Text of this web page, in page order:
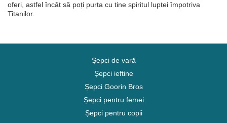
oferi, astfel încât să poți purta cu tine spiritul luptei împotriva
Titanilor.
Șepci de vară
Șepci ieftine
Șepci Goorin Bros
Șepci pentru femei
Șepci pentru copii